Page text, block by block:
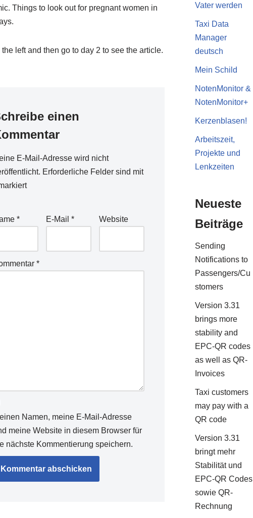
Things to look out for pregnant women in
left and then go to day 2 to see the article.
einen
E-Mail-Adresse wird nicht
Erforderliche Felder sind mit
* E-Mail * Website
*
Namen, meine E-Mail-Adresse
meine Website in diesem Browser für
nächste Kommentierung speichern.
Vater werden
Taxi Data
Manager
deutsch
Mein Schild
NotenMonitor &
NotenMonitor+
Kerzenblasen!
Arbeitszeit,
Projekte und
Lenkzeiten
Neueste
Beiträge
Sending
Notifications to
Passengers/Cu
stomers
Version 3.31
brings more
stability and
EPC-QR codes
as well as QR-
Invoices
Taxi customers
may pay with a
QR code
Version 3.31
bringt mehr
Stabilität und
EPC-QR Codes
sowie QR-
Rechnung